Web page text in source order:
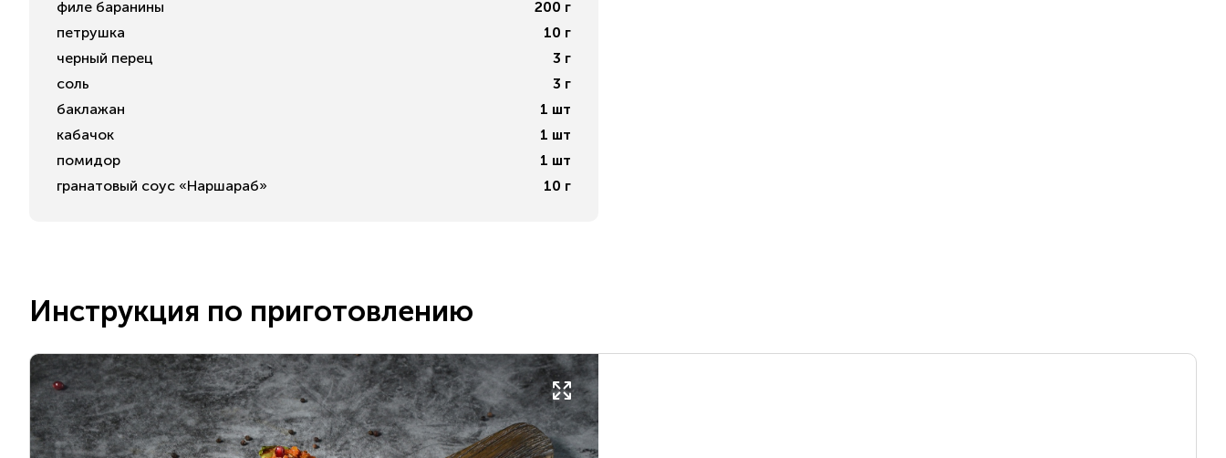
филе баранины 200 г
петрушка
10 г
черный перец
3 г
соль
3 г
баклажан
1 шт
кабачок
1 шт
помидор
1 шт
гранатовый соус «Наршараб»
10 г
Инструкция по приготовлению